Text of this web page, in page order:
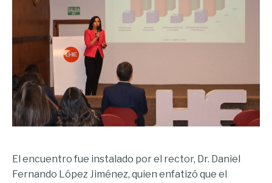
El encuentro fue instalado por el rector, Dr. Daniel
Fernando López Jiménez, quien enfatizó que el